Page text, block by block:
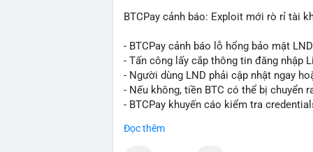
Lời khuyên:
định xu hướng rõ ràng hơn. Tránh hành
hợp với khối lượng giao dịch chung và
#289btc #chuyenvilon
BTCPay cảnh báo: Exploit mới rò rỉ tài
- BTCPay cảnh báo lỗ hổng bảo mật
- Tấn công lấy cắp thông tin đăng nhập
- Người dùng LND phải cập nhật ngay
- Nếu không, tiền BTC có thể bị chuyển
- BTCPay khuyến cáo kiểm tra
#binancesquare
Đọc thêm